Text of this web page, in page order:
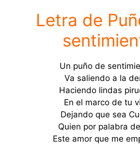
Letra de
Un puño de
Va saliendo a la
Haciendo lindas
En el marco de tu
Dejando que sea
Quien por palabra
Este amor que me